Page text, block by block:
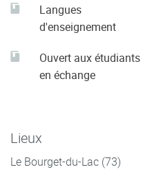
Langues
d'enseignement
Ouvert aux étudiants
en échange
Lieux
Le Bourget-du-Lac (73)